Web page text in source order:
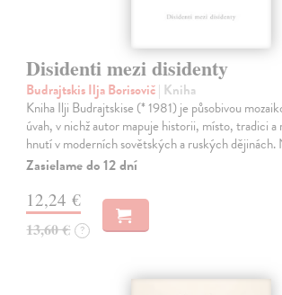
Disidenti mezi disidenty
Budrajtskis Ilja Borisovič| Kniha
Kniha Ilji Budrajtskise (* 1981) je působivou
úvah, v nichž autor mapuje historii, místo, tradici
hnutí v moderních sovětských a ruských dějinách.
Zasielame do 12 dní
12,24 €
13,60 € ?